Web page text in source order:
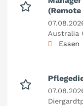
Australia
Essen